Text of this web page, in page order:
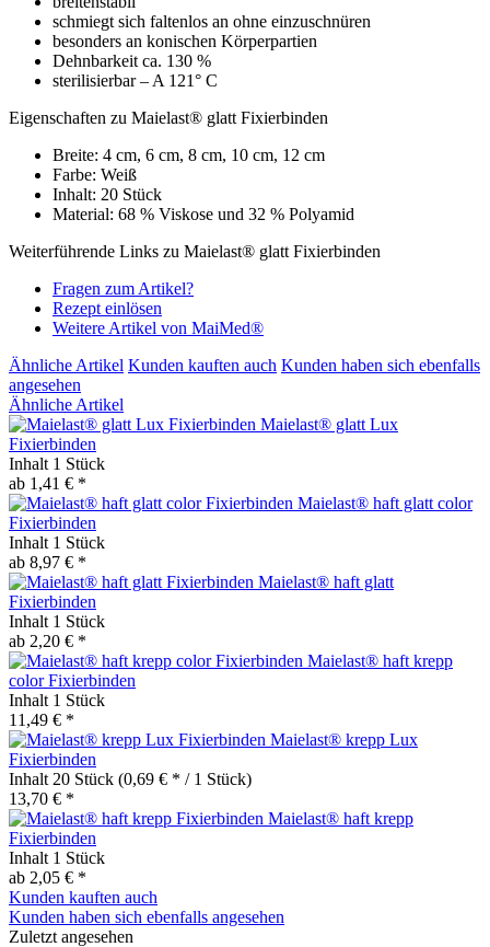
schmiegt sich faltenlos an ohne einzuschnüren
besonders an konischen Körperpartien
Dehnbarkeit ca. 130 %
sterilisierbar – A 121° C
Eigenschaften zu Maielast® glatt Fixierbinden
Breite: 4 cm, 6 cm, 8 cm, 10 cm, 12 cm
Farbe: Weiß
Inhalt: 20 Stück
Material: 68 % Viskose und 32 % Polyamid
Weiterführende Links zu Maielast® glatt Fixierbinden
Fragen zum Artikel?
Rezept einlösen
Weitere Artikel von MaiMed®
Ähnliche Artikel Kunden kauften auch Kunden haben sich ebenfalls
angesehen
Ähnliche Artikel
Maielast® glatt Lux
Fixierbinden
Inhalt 1 Stück
ab 1,41 € *
Maielast® haft glatt color
Fixierbinden
Inhalt 1 Stück
ab 8,97 € *
Maielast® haft glatt
Fixierbinden
Inhalt 1 Stück
ab 2,20 € *
Maielast® haft krepp
color Fixierbinden
Inhalt 1 Stück
11,49 € *
Maielast® krepp Lux
Fixierbinden
Inhalt 20 Stück (0,69 € * / 1 Stück)
13,70 € *
Maielast® haft krepp
Fixierbinden
Inhalt 1 Stück
ab 2,05 € *
Kunden kauften auch
Kunden haben sich ebenfalls angesehen
Zuletzt angesehen